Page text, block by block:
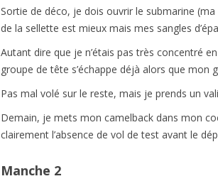
Sortie de déco, je dois ouvrir le submarine
de la sellette est mieux mais mes sangles
Autant dire que je n’étais pas très concentré
groupe de tête s’échappe déjà alors que
Pas mal volé sur le reste, mais je prends un
Demain, je mets mon camelback dans mon
clairement l’absence de vol de test avant le
Manche 2